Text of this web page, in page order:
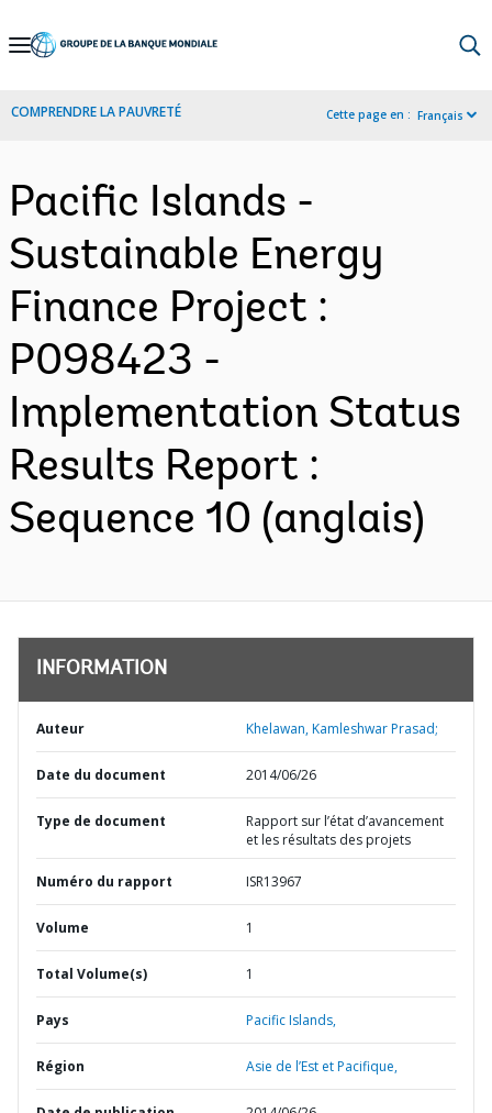
Skip
Navigation
COMPRENDRE LA PAUVRETÉ Cette page en : Français
Pacific Islands -
Sustainable Energy
Finance Project :
P098423 -
Implementation Status
Results Report :
Sequence 10 (anglais)
INFORMATION
Auteur Khelawan, Kamleshwar Prasad;
Date du document 2014/06/26
Type de document
Rapport sur l’état d’avancement
et les résultats des projets
Numéro du rapport ISR13967
Volume 1
Total Volume(s) 1
Pays Pacific Islands,
Région Asie de l’Est et Pacifique,